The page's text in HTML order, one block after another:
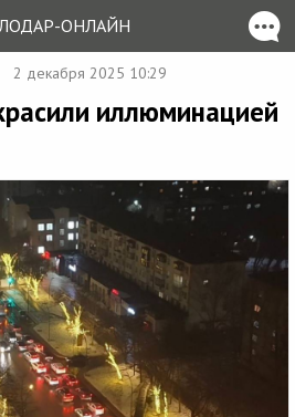
ОНЛАЙН
2 декабря 2025 10:29
иллюминацией